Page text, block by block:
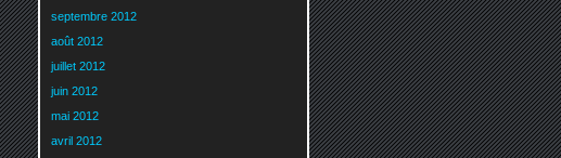
septembre 2012
août 2012
juillet 2012
juin 2012
mai 2012
avril 2012